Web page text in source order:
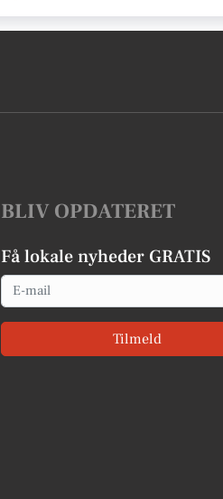
BLIV OPDATERET
Få lokale nyheder GRATIS
Email
Tilmeld